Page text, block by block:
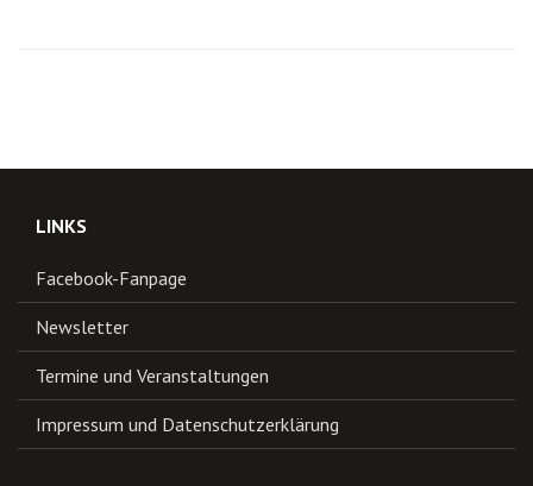
LINKS
Facebook-Fanpage
Newsletter
Termine und Veranstaltungen
Impressum und Datenschutzerklärung